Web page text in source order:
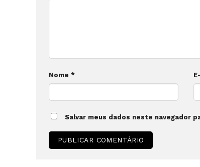
Nome *
Salvar meus dados neste navegador